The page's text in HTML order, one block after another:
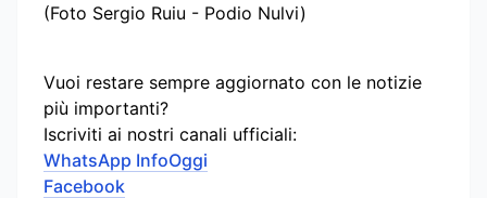
(Foto Sergio Ruiu - Podio Nulvi)
Vuoi restare sempre aggiornato con le notizie
più importanti?
Iscriviti ai nostri canali ufficiali:
WhatsApp InfoOggi
Facebook